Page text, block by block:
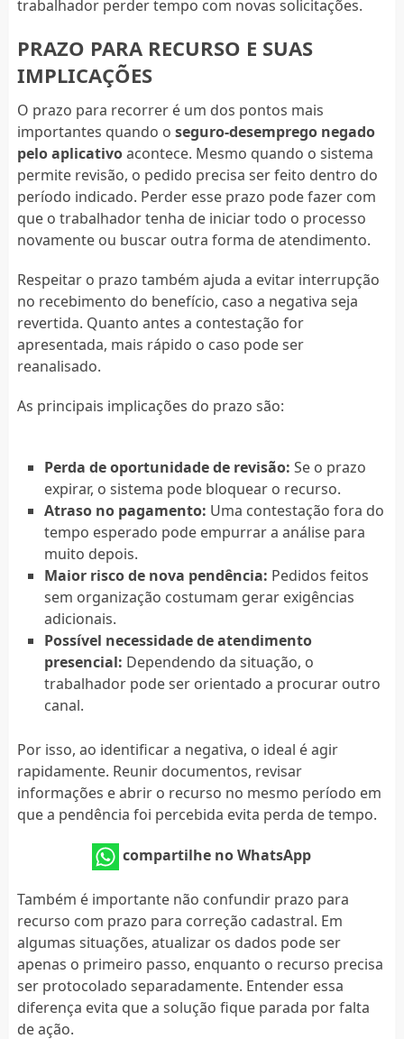
trabalhador perder tempo com novas solicitações.
PRAZO PARA RECURSO E SUAS
IMPLICAÇÕES
O prazo para recorrer é um dos pontos mais
importantes quando o seguro-desemprego negado
pelo aplicativoacontece. Mesmo quando o sistema
permite revisão, o pedido precisa ser feito dentro do
período indicado. Perder esse prazo pode fazer com
que o trabalhador tenha de iniciar todo o processo
novamente ou buscar outra forma de atendimento.
Respeitar o prazo também ajuda a evitar interrupção
no recebimento do benefício, caso a negativa seja
revertida. Quanto antes a contestação for
apresentada, mais rápido o caso pode ser
reanalisado.
As principais implicações do prazo são:
Perda de oportunidade de revisão: Se o prazo
expirar, o sistema pode bloquear o recurso.
Atraso no pagamento: Uma contestação fora do
tempo esperado pode empurrar a análise para
muito depois.
Maior risco de nova pendência: Pedidos feitos
sem organização costumam gerar exigências
adicionais.
Possível necessidade de atendimento
presencial: Dependendo da situação, o
trabalhador pode ser orientado a procurar outro
canal.
Por isso, ao identificar a negativa, o ideal é agir
rapidamente. Reunir documentos, revisar
informações e abrir o recurso no mesmo período em
que a pendência foi percebida evita perda de tempo.
compartilhe no WhatsApp
Também é importante não confundir prazo para
recurso com prazo para correção cadastral. Em
algumas situações, atualizar os dados pode ser
apenas o primeiro passo, enquanto o recurso precisa
ser protocolado separadamente. Entender essa
diferença evita que a solução fique parada por falta
de ação.